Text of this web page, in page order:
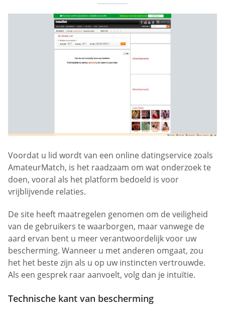
Voordat u lid wordt van een online datingservice zoals
AmateurMatch, is het raadzaam om wat onderzoek te
doen, vooral als het platform bedoeld is voor
vrijblijvende relaties.
De site heeft maatregelen genomen om de veiligheid
van de gebruikers te waarborgen, maar vanwege de
aard ervan bent u meer verantwoordelijk voor uw
bescherming. Wanneer u met anderen omgaat, zou
het het beste zijn als u op uw instincten vertrouwde.
Als een gesprek raar aanvoelt, volg dan je intuïtie.
Technische kant van bescherming